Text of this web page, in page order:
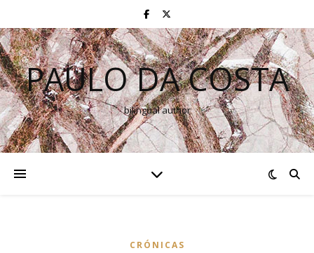
PAULO DA COSTA
bilingual author
CRÓNICAS